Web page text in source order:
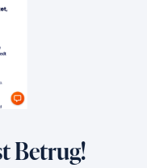
Betrug!